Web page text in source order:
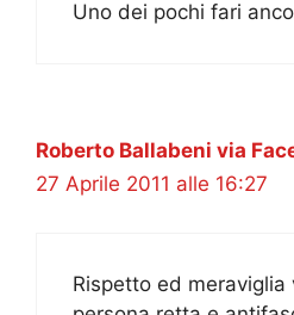
Uno dei pochi fari
Roberto Ballabeni via
27 Aprile 2011 alle 16:27
Rispetto ed meraviglia